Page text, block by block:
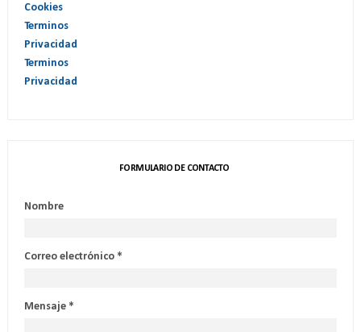
Cookies
Terminos
Privacidad
Terminos
Privacidad
FORMULARIO DE CONTACTO
Nombre
Correo electrónico *
Mensaje *